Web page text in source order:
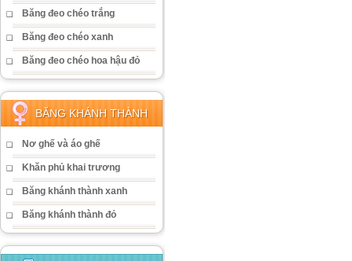
Băng đeo chéo trắng
Băng đeo chéo xanh
Băng đeo chéo hoa hậu đỏ
BĂNG KHÁNH THÀNH
Nơ ghế và áo ghế
Khăn phủ khai trương
Băng khánh thành xanh
Băng khánh thành đỏ